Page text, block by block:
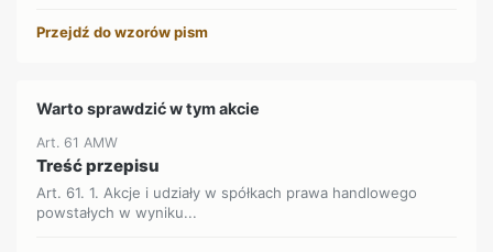
Przejdź do wzorów pism
Warto sprawdzić w tym akcie
Art. 61 AMW
Treść przepisu
Art. 61. 1. Akcje i udziały w spółkach prawa handlowego
powstałych w wyniku...